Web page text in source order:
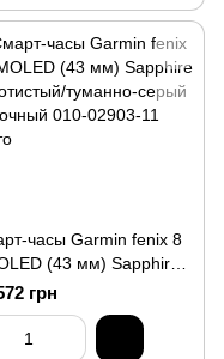
часы Garmin fenix 8
(43 мм) Sapphire
туманно-серый
грн